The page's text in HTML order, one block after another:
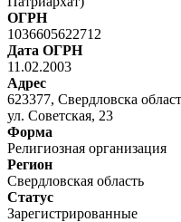
ОГРН
1036605622712
Дата ОГРН
11.02.2003
Адрес
623377, Свердловска
ул. Советская, 23
Форма
Религиозная организация
Регион
Свердловская область
Статус
Зарегистрированные